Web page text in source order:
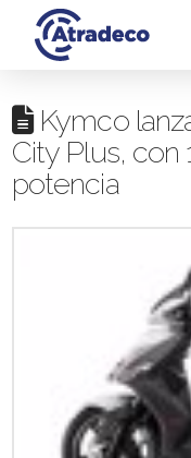
Kymco
City Plus, con
potencia